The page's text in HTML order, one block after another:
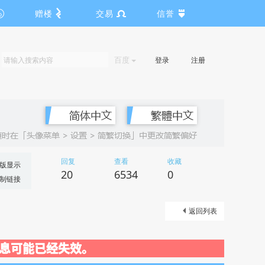
赠楼 交易 信誉
百度 登录 注册
显示
链接
回复
20
查看
6534
收藏
0
返回列表
能已经失效。